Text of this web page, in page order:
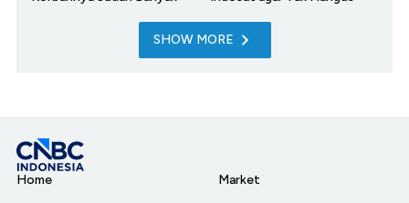
SHOW MORE
Home
Market